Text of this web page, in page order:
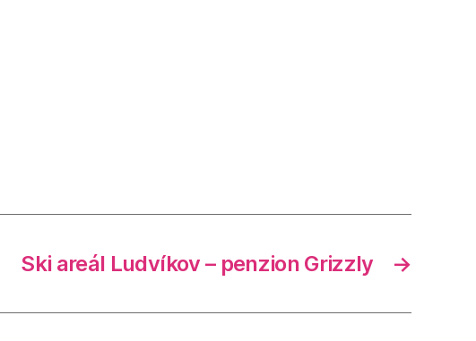
→
Ski areál Ludvíkov – penzion Grizzly